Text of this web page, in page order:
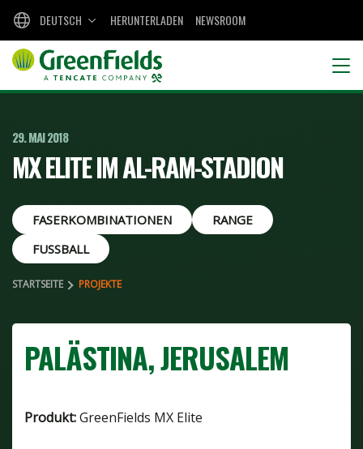
HERUNTERLADEN NEWSROOM
DEUTSCH
29. MAI 2018
MX ELITE IM AL-RAM-STADION
FASERKOMBINATIONEN
RANGE
FUSSBALL
STARTSEITE PROJEKTE
PALÄSTINA, JERUSALEM
Produkt:GreenFields MX Elite